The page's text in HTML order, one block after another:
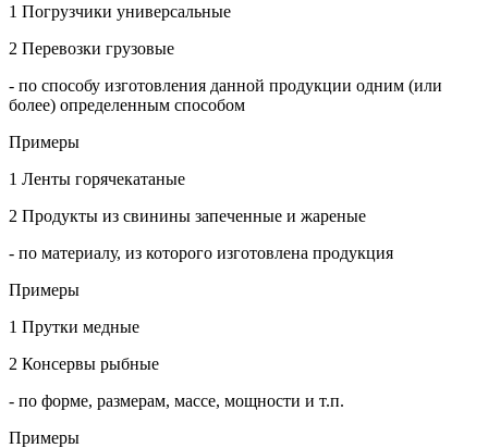
1 Погрузчики универсальные
2 Перевозки грузовые
- по способу изготовления данной продукции одним (или
более) определенным способом
Примеры
1 Ленты горячекатаные
2 Продукты из свинины запеченные и жареные
- по материалу, из которого изготовлена продукция
Примеры
1 Прутки медные
2 Консервы рыбные
- по форме, размерам, массе, мощности и т.п.
Примеры